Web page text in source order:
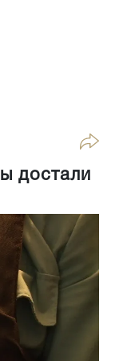
достали